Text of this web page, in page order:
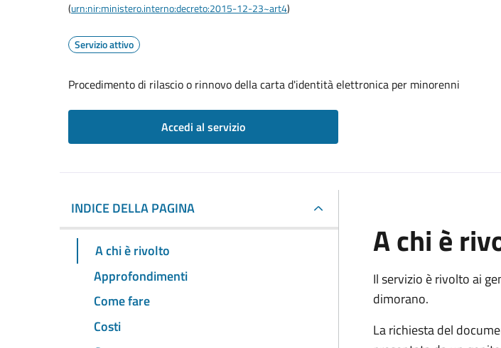
(urn:nir:ministero.interno:decreto:2015-12-23~art4)
Servizio attivo
Procedimento di rilascio o rinnovo della carta d'identità elettronica per minorenni
Accedi al servizio
INDICE DELLA PAGINA
A chi è rivolto
Approfondimenti
Come fare
Costi
A chi è
Il servizio è rivolto ai
dimorano.
La richiesta del